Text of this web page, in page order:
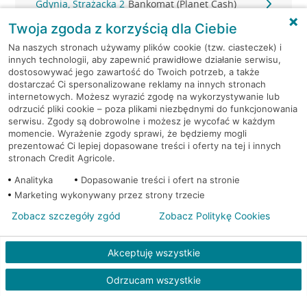
Gdynia, Strażacka 2 Bankomat (Planet Cash)
Gdynia, Świętojańska 36 Bankomat (Planet Cash)
Gdynia, ul. 10-go Lutego 11 Bankomat (Euronet)
Gdynia, ul. 10-go Lutego 11 Bankomat (Euronet)
Gdynia, ul. 10-go Lutego 11 Bankomat (Euronet)
Gdynia, ul. Abrahama 46 A-B
Gdynia, ul. Bosmańska 45 Bankomat (Euronet)
Gdynia, ul. Brzechwy 1 Bankomat (Euronet)
Twoja zgoda z korzyścią dla Ciebie
Na naszych stronach używamy plików cookie (tzw. ciasteczek) i
innych technologii, aby zapewnić prawidłowe działanie serwisu,
dostosowywać jego zawartość do Twoich potrzeb, a także
dostarczać Ci spersonalizowane reklamy na innych stronach
internetowych. Możesz wyrazić zgodę na wykorzystywanie lub
odrzucić pliki cookie – poza plikami niezbędnymi do funkcjonowania
serwisu. Zgody są dobrowolne i możesz je wycofać w każdym
momencie. Wyrażenie zgody sprawi, że będziemy mogli
prezentować Ci lepiej dopasowane treści i oferty na tej i innych
stronach Credit Agricole.
Analityka
Dopasowanie treści i ofert na stronie
Marketing wykonywany przez strony trzecie
Akceptuję wszystkie
Odrzucam wszystkie
Zobacz szczegóły zgód Zobacz Politykę Cookies